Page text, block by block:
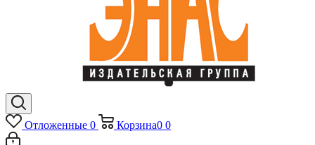
Отложенные 0 Корзина0 0